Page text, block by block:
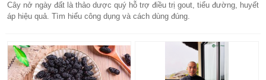
Cây nở ngày đất là thảo dược quý hỗ trợ điều trị gout, tiểu đường, huyết
áp hiệu quả. Tìm hiểu công dụng và cách dùng đúng.